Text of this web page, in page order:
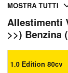
MOSTRA TUTTI
Allestimenti
>>) Benzina
1.0 Edition 80cv